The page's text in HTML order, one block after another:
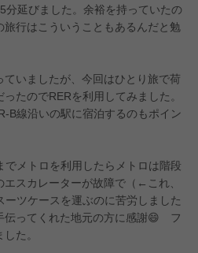
分延びました。余裕を持っていたの
行はこういうこともあるんだと勉
ていましたが、今回はひとり旅で荷
たのでRERを利用してみました。
線沿いの駅に宿泊するのもポイン
でメトロを利用したらメトロは階段
スカレーターが故障で（←これ、
ツケースを運ぶのに苦労しました
伝ってくれた地元の方に感謝😄 フ
た。